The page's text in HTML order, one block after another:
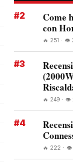
#2
Come
con
🔥 251 · 👁️
#3
🔥 249 · 👁️
#4
🔥 222 · 👁️